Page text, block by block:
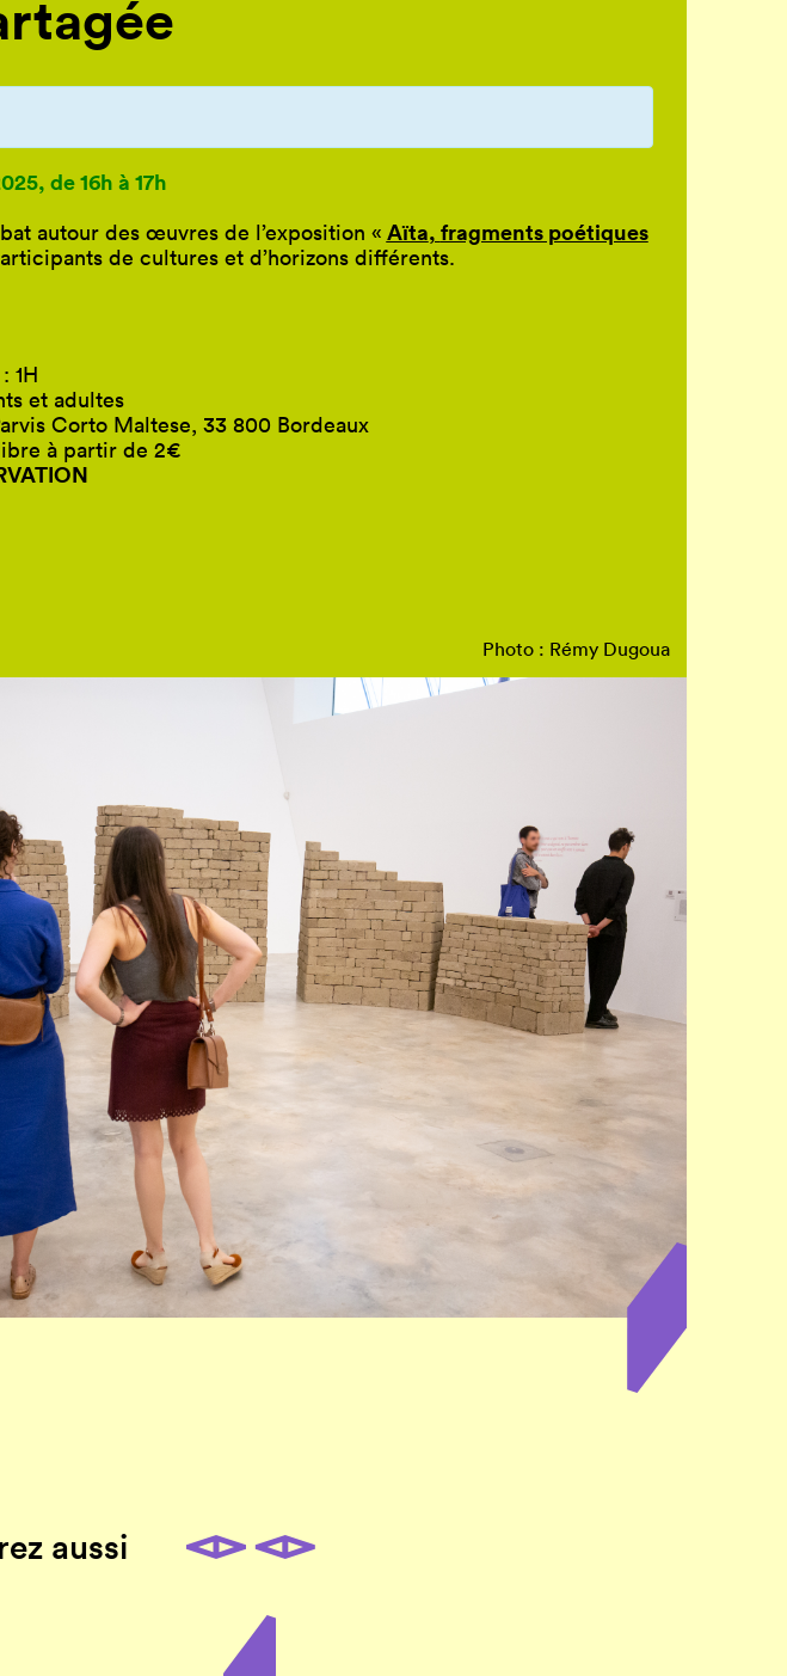
de 16h à 17h
autour des œuvres de l’exposition « Aïta, fragments poétiques
de cultures et d’horizons différents.
: 1H
et adultes
Corto Maltese, 33 800 Bordeaux
à partir de 2€
Photo : Rémy Dugoua
aussi